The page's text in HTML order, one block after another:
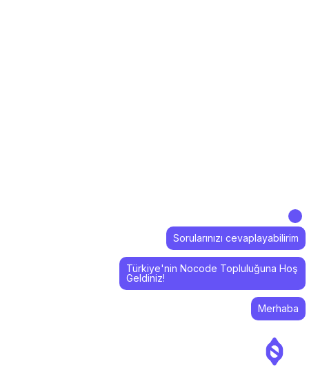
Merhaba
Türkiye'nin Nocode Topluluğuna Hoş
Geldiniz!
Sorularınızı cevaplayabilirim